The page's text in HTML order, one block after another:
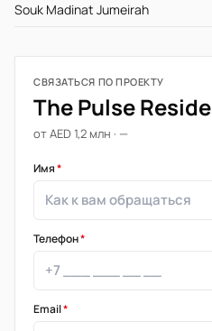
Souk Madinat Jumeirah
СВЯЗАТЬСЯ ПО ПРОЕКТУ
The Pulse
от AED 1,2 млн · —
Имя*
Телефон*
Email*